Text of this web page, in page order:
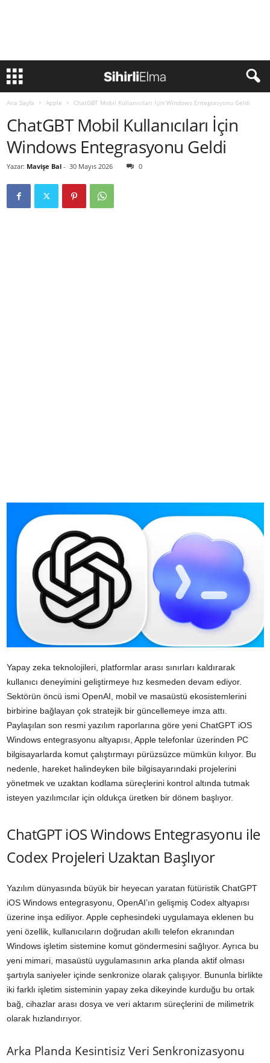
Ana Sayfa Apple ChatGBT Mobil Kullanıcıları İçin Windows Entegrasyonu Geldi
ChatGBT Mobil Kullanıcıları İçin
Windows Entegrasyonu Geldi
Yazar: Mavişe Bal - 30 Mayıs 2026 0
Yapay zeka teknolojileri, platformlar arası sınırları kaldırarak
kullanıcı deneyimini geliştirmeye hız kesmeden devam ediyor.
Sektörün öncü ismi OpenAI, mobil ve masaüstü ekosistemlerini
birbirine bağlayan çok stratejik bir güncellemeye imza attı.
Paylaşılan son resmi yazılım raporlarına göre yeni ChatGPT iOS
Windows entegrasyonu altyapısı, Apple telefonlar üzerinden PC
bilgisayarlarda komut çalıştırmayı pürüzsüzce mümkün kılıyor. Bu
nedenle, hareket halindeyken bile bilgisayarındaki projelerini
yönetmek ve uzaktan kodlama süreçlerini kontrol altında tutmak
isteyen yazılımcılar için oldukça üretken bir dönem başlıyor.
ChatGPT iOS Windows Entegrasyonu ile
Codex Projeleri Uzaktan Başlıyor
Yazılım dünyasında büyük bir heyecan yaratan fütüristik ChatGPT
iOS Windows entegrasyonu, OpenAI’ın gelişmiş Codex altyapısı
üzerine inşa ediliyor. Apple cephesindeki uygulamaya eklenen bu
yeni özellik, kullanıcıların doğrudan akıllı telefon ekranından
Windows işletim sistemine komut göndermesini sağlıyor. Ayrıca bu
yeni mimari, masaüstü uygulamasının arka planda aktif olması
şartıyla saniyeler içinde senkronize olarak çalışıyor. Bununla birlikte
iki farklı işletim sisteminin yapay zeka dikeyinde kurduğu bu ortak
bağ, cihazlar arası dosya ve veri aktarım süreçlerini de milimetrik
olarak hızlandırıyor.
Arka Planda Kesintisiz Veri Senkronizasyonu